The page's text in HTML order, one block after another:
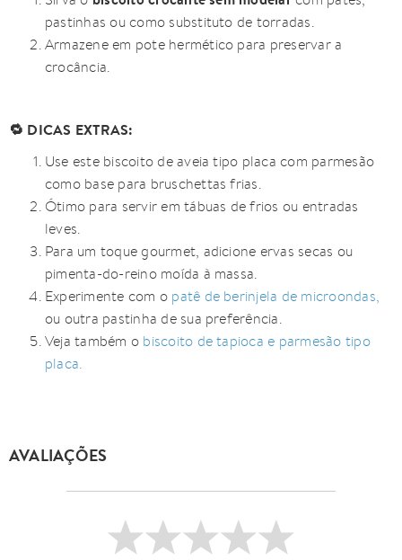
pastinhas ou como substituto de torradas.
Armazene em pote hermético para preservar a
crocância.
🔁 DICAS EXTRAS:
Use este biscoito de aveia tipo placa com parmesão
como base para bruschettas frias.
Ótimo para servir em tábuas de frios ou entradas
leves.
Para um toque gourmet, adicione ervas secas ou
pimenta-do-reino moída à massa.
Experimente com o patê de berinjela de microondas,
ou outra pastinha de sua preferência.
Veja também o biscoito de tapioca e parmesão tipo
placa.
AVALIAÇÕES